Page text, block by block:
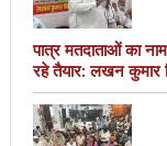
पात्र मतदाताओं का
रहे तैयार: लखन कुमार